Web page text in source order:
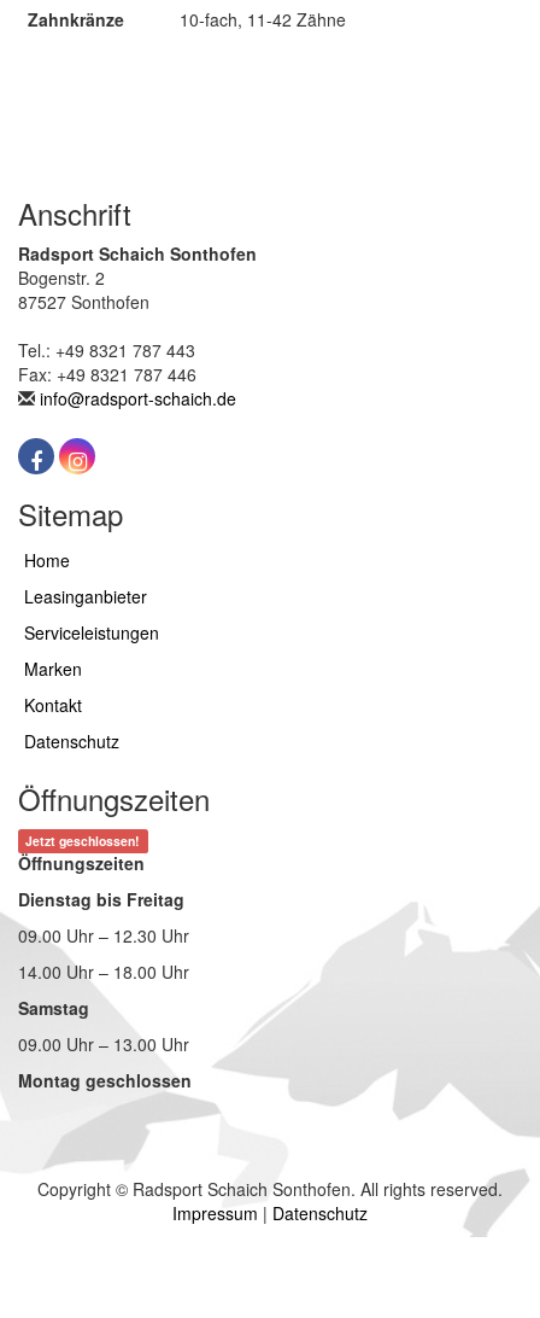
Zahnkränze
10-fach, 11-42 Zähne
Anschrift
Radsport Schaich Sonthofen
Bogenstr. 2
87527 Sonthofen
Tel.: +49 8321 787 443
Fax: +49 8321 787 446
info@radsport-schaich.de
Sitemap
Home
Leasinganbieter
Serviceleistungen
Marken
Kontakt
Datenschutz
Öffnungszeiten
Jetzt geschlossen!
Öffnungszeiten
Dienstag bis Freitag
09.00 Uhr – 12.30 Uhr
14.00 Uhr – 18.00 Uhr
Samstag
09.00 Uhr – 13.00 Uhr
Montag geschlossen
Copyright © Radsport Schaich Sonthofen. All rights reserved.
Impressum | Datenschutz